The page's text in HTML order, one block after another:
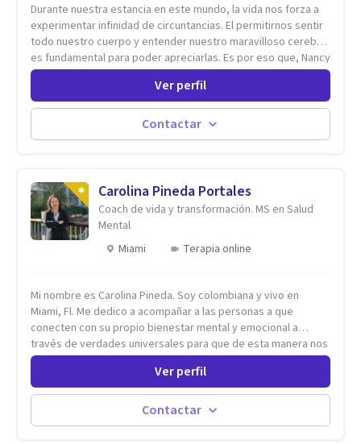
Durante nuestra estancia en este mundo, la vida nos forza a
experimentar infinidad de circuntancias. El permitirnos sentir
todo nuestro cuerpo y entender nuestro maravilloso cerebro,
es fundamental para poder apreciarlas. Es por eso que, Nancy
Damian esta dispuesta a brindarte una mano amiga atravez de
herramientas fundamentales para crecer y fortalecer tu
mente, alma y SER. El cómo percibimos y manejamos
nuestros diarios sucesos es el detonator que nos lleva al
resultado de efectos impactantes que se nos quedaran
es derecho de toda la GENTE.
Ver perfil
Contactar
Carolina Pineda Portales
Coach de vida y transformación. MS en Salud
Mental
Miami
Terapia online
Mi nombre es Carolina Pineda. Soy colombiana y vivo en
Miami, Fl. Me dedico a acompañar a las personas a que
conecten con su propio bienestar mental y emocional a
través de verdades universales para que de esta manera nos
permitamos navegar por la vida con facilidad, paz y gozo.
Todo se encuentra en nuestra propia sabiduría. Todo ocurre
de adentro hacia afuera. Un poco (o mucho) de paz mental es
lo que necesitamos, todos. Empecemos por aqui.
Ver perfil
Contactar